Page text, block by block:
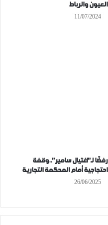
العيون والرباط
11/07/2024
رفضًا لـ”اغتيال سامير”..وقفة
احتجاجية أمام المحكمة التجارية
26/06/2025